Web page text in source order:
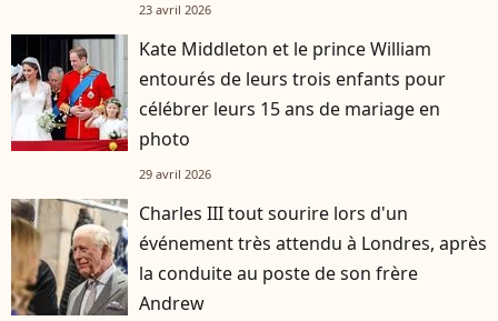
23 avril 2026
Kate Middleton et le prince William
entourés de leurs trois enfants pour
célébrer leurs 15 ans de mariage en
photo
29 avril 2026
Charles III tout sourire lors d'un
événement très attendu à Londres, après
la conduite au poste de son frère
Andrew